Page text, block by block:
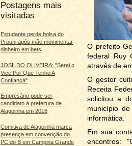
Postagens mais
visitadas
Estudante perde bolsa do
Prouni após mãe movimentar
dinheiro em bets
JOSILDO OLIVEIRA: "Serei o
Vice Por Que Tenho A
Confiança"
Empresário pode ser
candidato à prefeitura de
Alagoinha em 2016
Comitiva de Alagoinha marca
presença em convenção do
PC do B em Campina Grande
O prefeito
federal Ruy
através de
O gestor
Receita
solicitou a
município
informática.
Em sua
encontros: